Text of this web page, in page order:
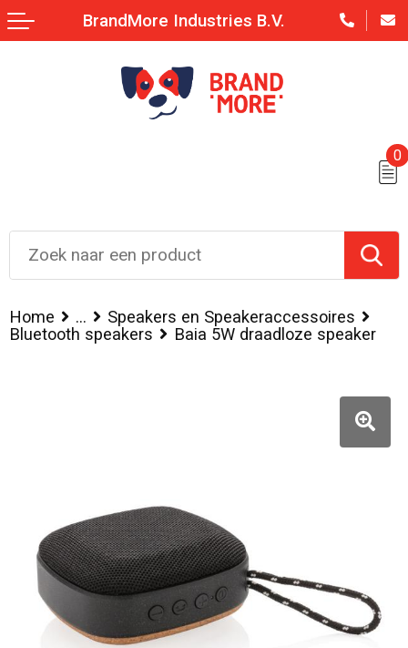
0
BrandMore Industries B.V.
Home ...
Speakers en Speakeraccessoires
Bluetooth speakers
Baia 5W draadloze speaker